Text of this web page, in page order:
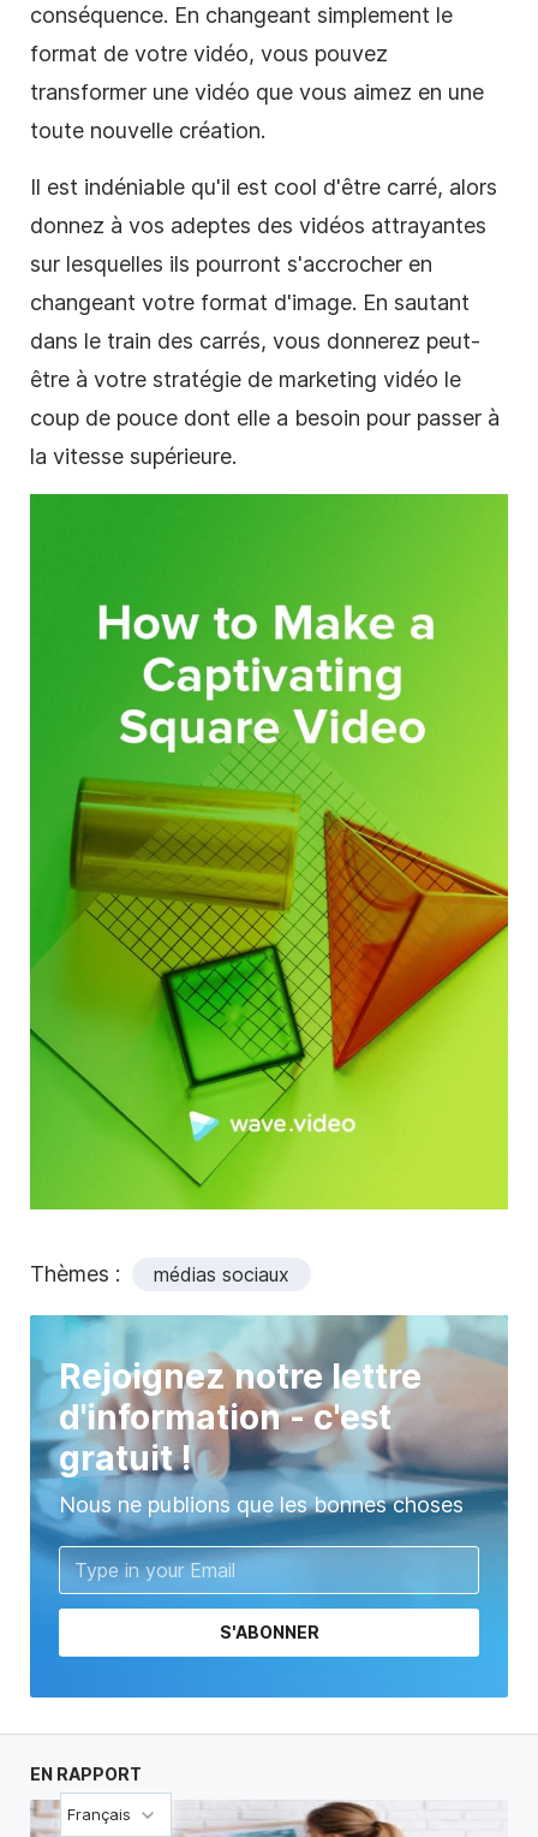
conséquence. En changeant simplement le
format de votre vidéo, vous pouvez
transformer une vidéo que vous aimez en une
toute nouvelle création.
Il est indéniable qu'il est cool d'être carré, alors
donnez à vos adeptes des vidéos attrayantes
sur lesquelles ils pourront s'accrocher en
changeant votre format d'image. En sautant
dans le train des carrés, vous donnerez peut-
être à votre stratégie de marketing vidéo le
coup de pouce dont elle a besoin pour passer à
la vitesse supérieure.
Thèmes : médias sociaux
Rejoignez notre lettre
d'information - c'est
gratuit !
Nous ne publions que les bonnes choses
S'ABONNER
EN RAPPORT
Français